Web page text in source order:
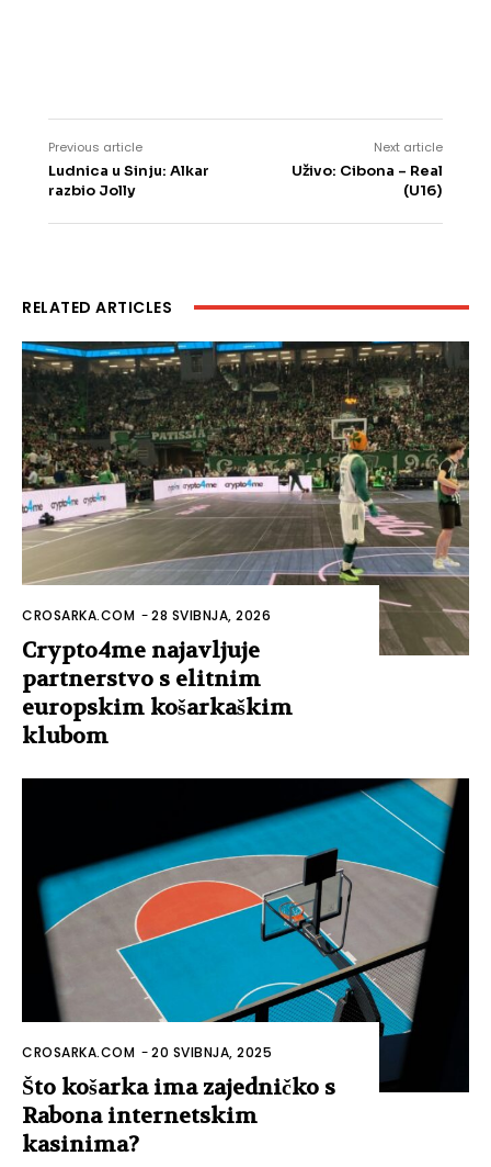
Previous article
Ludnica u Sinju: Alkar
razbio Jolly
Next article
Uživo: Cibona – Real
(U16)
RELATED ARTICLES
CROSARKA.COM -28 SVIBNJA, 2026
Crypto4me najavljuje
partnerstvo s elitnim
europskim košarkaškim
klubom
CROSARKA.COM -20 SVIBNJA, 2025
Što košarka ima zajedničko s
Rabona internetskim
kasinima?